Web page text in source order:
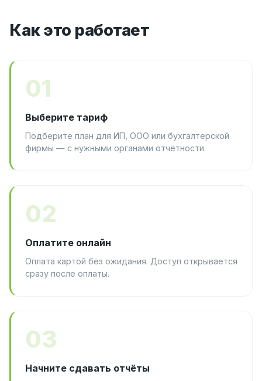
Как это работает
01
Выберите тариф
Подберите план для ИП, ООО или бухгалтерской
фирмы — с нужными органами отчётности.
02
Оплатите онлайн
Оплата картой без ожидания. Доступ открывается
сразу после оплаты.
03
Начните сдавать отчёты